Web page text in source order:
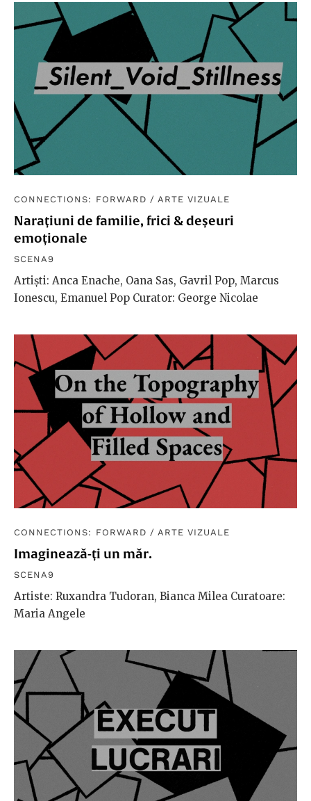
CONNECTIONS: FORWARD / ARTE VIZUALE
Narațiuni de familie, frici & deșeuri
emoționale
SCENA9
Artiști: Anca Enache, Oana Sas, Gavril Pop, Marcus
Ionescu, Emanuel Pop Curator: George Nicolae
CONNECTIONS: FORWARD / ARTE VIZUALE
Imaginează-ți un măr.
SCENA9
Artiste: Ruxandra Tudoran, Bianca Milea Curatoare:
Maria Angele